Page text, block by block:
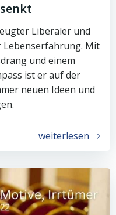
Liberaler und
Mit
und einem
ist er auf der
neuen Ideen und
weiterlesen